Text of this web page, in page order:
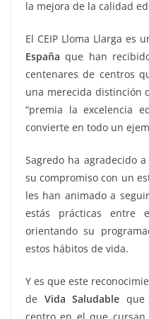
la mejora de la calidad
El CEIP Lloma Llarga es
España que han
centenares de centros
una merecida distinción
“premia la excelencia
convierte en todo un
Sagredo ha agradecido
su compromiso con un
les han animado a
estás prácticas entre
orientando su
estos hábitos de vida.
Y es que este
de Vida Saludable que